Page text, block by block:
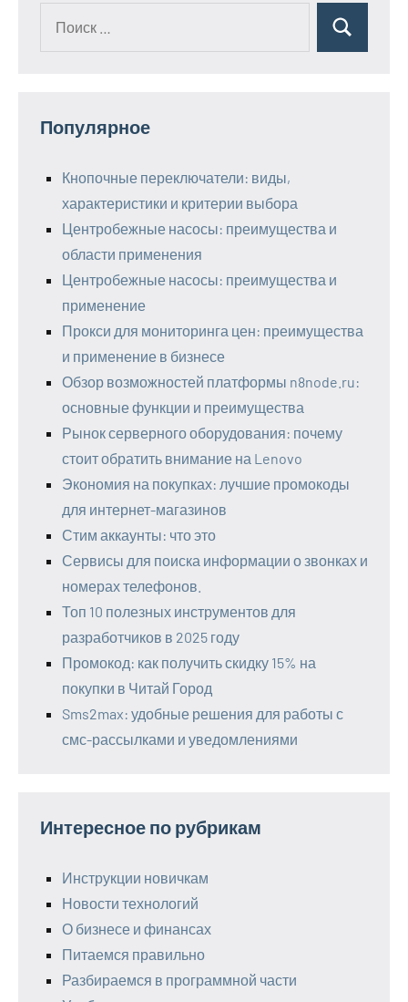
Поиск
Популярное
Кнопочные переключатели: виды,
характеристики и критерии выбора
Центробежные насосы: преимущества и
области применения
Центробежные насосы: преимущества и
применение
Прокси для мониторинга цен: преимущества
и применение в бизнесе
Обзор возможностей платформы n8node.ru:
основные функции и преимущества
Рынок серверного оборудования: почему
стоит обратить внимание на Lenovo
Экономия на покупках: лучшие промокоды
для интернет-магазинов
Стим аккаунты: что это
Сервисы для поиска информации о звонках и
номерах телефонов.
Топ 10 полезных инструментов для
разработчиков в 2025 году
Промокод: как получить скидку 15% на
покупки в Читай Город
Sms2max: удобные решения для работы с
смс-рассылками и уведомлениями
Интересное по рубрикам
Инструкции новичкам
Новости технологий
О бизнесе и финансах
Питаемся правильно
Разбираемся в программной части